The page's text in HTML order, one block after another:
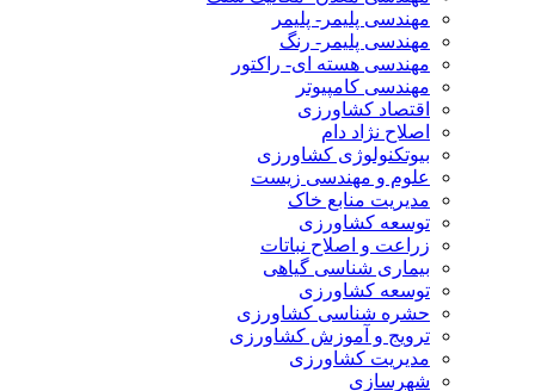
مهندسی پلیمر- پلیمر
مهندسی پلیمر- رنگ
مهندسی هسته ای- راکتور
مهندسی کامپیوتر
اقتصاد کشاورزی
اصلاح نژاد دام
بیوتکنولوژی کشاورزی
علوم و مهندسی زیست
مدیریت منابع خاک
توسعه کشاورزی
زراعت و اصلاح نباتات
بیماری شناسی گیاهی
توسعه کشاورزی
حشره شناسی کشاورزی
ترویج و آموزش کشاورزی
مدیریت کشاورزی
شهرسازی